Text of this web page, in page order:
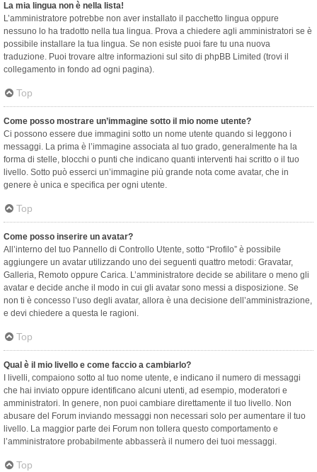
La mia lingua non è nella lista!
L’amministratore potrebbe non aver installato il pacchetto lingua oppure
nessuno lo ha tradotto nella tua lingua. Prova a chiedere agli amministratori se è
possibile installare la tua lingua. Se non esiste puoi fare tu una nuova
traduzione. Puoi trovare altre informazioni sul sito di phpBB Limited (trovi il
collegamento in fondo ad ogni pagina).
Top
Come posso mostrare un’immagine sotto il mio nome utente?
Ci possono essere due immagini sotto un nome utente quando si leggono i
messaggi. La prima è l’immagine associata al tuo grado, generalmente ha la
forma di stelle, blocchi o punti che indicano quanti interventi hai scritto o il tuo
livello. Sotto può esserci un’immagine più grande nota come avatar, che in
genere è unica e specifica per ogni utente.
Top
Come posso inserire un avatar?
All’interno del tuo Pannello di Controllo Utente, sotto “Profilo” è possibile
aggiungere un avatar utilizzando uno dei seguenti quattro metodi: Gravatar,
Galleria, Remoto oppure Carica. L’amministratore decide se abilitare o meno gli
avatar e decide anche il modo in cui gli avatar sono messi a disposizione. Se
non ti è concesso l’uso degli avatar, allora è una decisione dell’amministrazione,
e devi chiedere a questa le ragioni.
Top
Qual è il mio livello e come faccio a cambiarlo?
I livelli, compaiono sotto al tuo nome utente, e indicano il numero di messaggi
che hai inviato oppure identificano alcuni utenti, ad esempio, moderatori e
amministratori. In genere, non puoi cambiare direttamente il tuo livello. Non
abusare del Forum inviando messaggi non necessari solo per aumentare il tuo
livello. La maggior parte dei Forum non tollera questo comportamento e
l’amministratore probabilmente abbasserà il numero dei tuoi messaggi.
Top